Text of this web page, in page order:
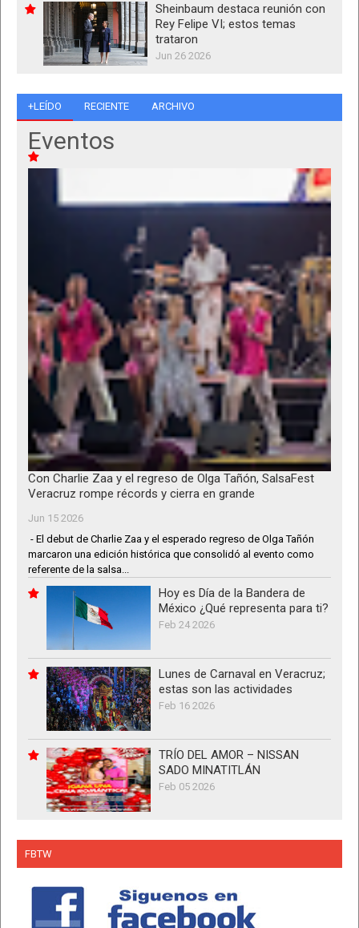
Sheinbaum destaca reunión con
Rey Felipe VI; estos temas
trataron
Jun 26 2026
+LEÍDO RECIENTE ARCHIVO
Eventos
Con Charlie Zaa y el regreso de Olga Tañón, SalsaFest
Veracruz rompe récords y cierra en grande
Jun 15 2026
- El debut de Charlie Zaa y el esperado regreso de Olga Tañón
marcaron una edición histórica que consolidó al evento como
referente de la salsa...
Hoy es Día de la Bandera de
México ¿Qué representa para ti?
Feb 24 2026
Lunes de Carnaval en Veracruz;
estas son las actividades
Feb 16 2026
TRÍO DEL AMOR – NISSAN
SADO MINATITLÁN
Feb 05 2026
FBTW